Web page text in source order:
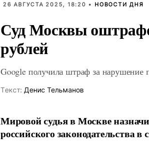
26 АВГУСТА 2025, 18:20 • НОВОСТИ ДНЯ
Суд Москвы
рублей
Google получила штраф за нарушение
Tекст: Денис Тельманов
Мировой судья в Москве
российского законодательства